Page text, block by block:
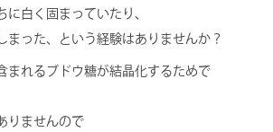
白く固まっていたり、
まった、という経験はありませんか？
まれるブドウ糖が結晶化するためで
りませんので